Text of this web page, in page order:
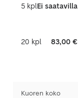
5 kplEi saatavilla
20 kpl 83,00 €
Kuoren koko